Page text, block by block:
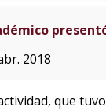
2018
que